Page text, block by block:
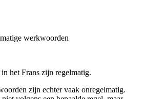
werkwoorden
het Frans zijn regelmatig.
zijn echter vaak onregelmatig.